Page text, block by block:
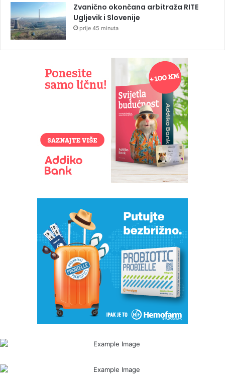
Zvanično okončana arbitraža RITE
Ugljevik i Slovenije
prije 45 minuta